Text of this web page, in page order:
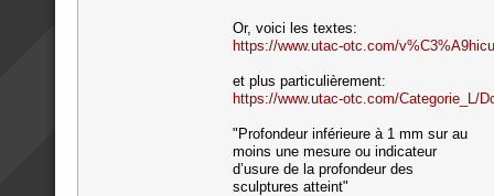
Or, voici les textes:
https://www.utac-otc.com/
et plus particulièrement:
https://www.utac-otc.com/Categorie_L/
"Profondeur inférieure à 1 mm sur au
moins une mesure ou indicateur
d’usure de la profondeur des
sculptures atteint"